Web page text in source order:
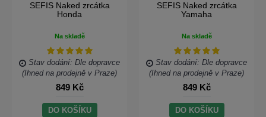
SEFIS Naked zrcátka
Honda
Na skladě
Stav dodání: Dle dopravce
(Ihned na prodejně v Praze)
849 Kč
DO KOŠÍKU
SEFIS Naked zrcátka
Yamaha
Na skladě
Stav dodání: Dle dopravce
(Ihned na prodejně v Praze)
849 Kč
DO KOŠÍKU